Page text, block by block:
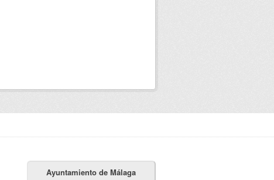
Ayuntamiento de Málaga